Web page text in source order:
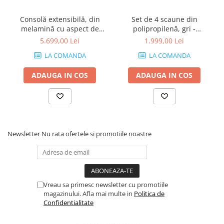
Consolă extensibilă, din
melamină cu aspect de
frasin alb - ANGELICA
5.699,00 Lei
LA COMANDA
ADAUGA IN COS
Set de 4 scaune din
polipropilenă, gri -
AMANDA
1.999,00 Lei
LA COMANDA
ADAUGA IN COS
Newsletter Nu rata ofertele si promotiile noastre
Vreau sa primesc newsletter cu promotiile
magazinului. Afla mai multe in Politica de
Confidentialitate